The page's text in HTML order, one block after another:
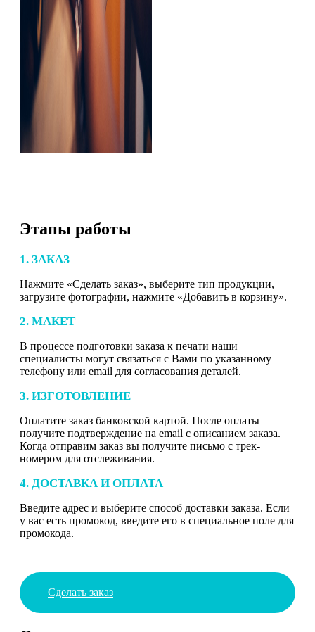
Этапы работы
1. ЗАКАЗ
Нажмите «Сделать заказ», выберите тип продукции,
загрузите фотографии, нажмите «Добавить в корзину».
2. МАКЕТ
В процессе подготовки заказа к печати наши
специалисты могут связаться с Вами по указанному
телефону или email для согласования деталей.
3. ИЗГОТОВЛЕНИЕ
Оплатите заказ банковской картой. После оплаты
получите подтверждение на email с описанием заказа.
Когда отправим заказ вы получите письмо с трек-
номером для отслеживания.
4. ДОСТАВКА И ОПЛАТА
Введите адрес и выберите способ доставки заказа. Если
у вас есть промокод, введите его в специальное поле для
промокода.
Сделать заказ